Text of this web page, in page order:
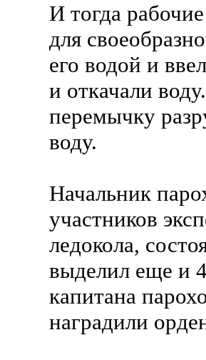
И тогда
для
его водой и
и откачали
перемычку
воду.
Начальник
участников
ледокола,
выделил еще и
капитана
наградили